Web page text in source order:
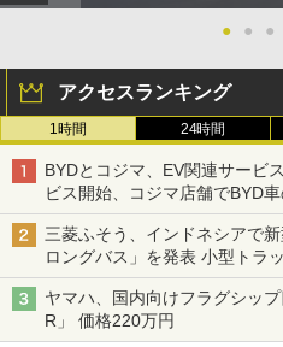
● ● ●
アクセスランキング
1時間 24時間
BYDとコジマ、EV関連サービ
ビス開始、コジマ店舗でBYD
三菱ふそう、インドネシアで
ロングバス」を発表 小型トラ
バス
ヤマハ、国内向けフラグシッ
R」 価格220万円